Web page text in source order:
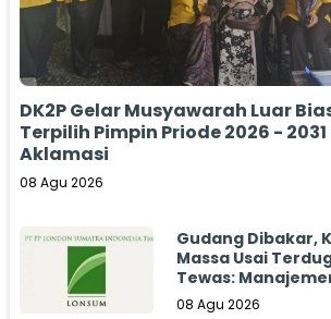
DK2P Gelar Musyawarah Luar
Terpilih Pimpin Priode 2026 -
Aklamasi
08 Agu 2026
Gudang Dibakar,
Massa Usai
Tewas:
Bungkam
08 Agu 2026